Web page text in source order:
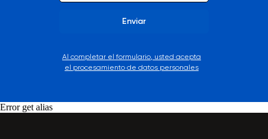
Enviar
Al completar el formulario, usted acepta
el procesamiento de datos personales
Error get alias